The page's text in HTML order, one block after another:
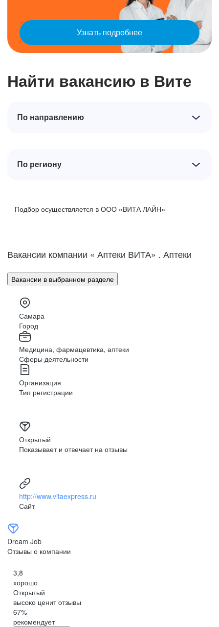
Узнать подробнее
Найти вакансию в Вите
По направлению
По региону
Подбор осуществляется в ООО «ВИТА ЛАЙН»
Вакансии компании « Аптеки ВИТА» . Аптеки
Вакансии в выбранном разделе
Самара
Город
Медицина, фармацевтика, аптеки
Сферы деятельности
Организация
Тип регистрации
Открытый
Показывает и отвечает на отзывы
http://www.vitaexpress.ru
Сайт
Dream Job
Отзывы о компании
3,8
хорошо
Открытый
высоко ценит отзывы
67%
рекомендует